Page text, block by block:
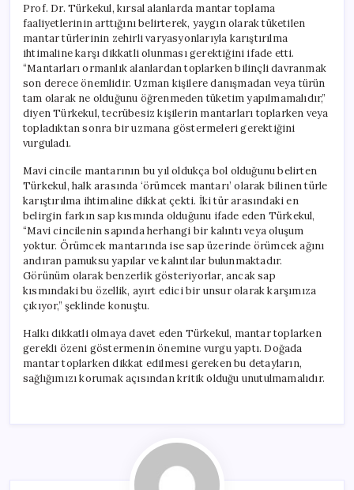
Prof. Dr. Türkekul, kırsal alanlarda mantar toplama
faaliyetlerinin arttığını belirterek, yaygın olarak tüketilen
mantar türlerinin zehirli varyasyonlarıyla karıştırılma
ihtimaline karşı dikkatli olunması gerektiğini ifade etti.
“Mantarları ormanlık alanlardan toplarken bilinçli davranmak
son derece önemlidir. Uzman kişilere danışmadan veya türün
tam olarak ne olduğunu öğrenmeden tüketim yapılmamalıdır,”
diyen Türkekul, tecrübesiz kişilerin mantarları toplarken veya
topladıktan sonra bir uzmana göstermeleri gerektiğini
vurguladı.
Mavi cincile mantarının bu yıl oldukça bol olduğunu belirten
Türkekul, halk arasında ‘örümcek mantarı’ olarak bilinen türle
karıştırılma ihtimaline dikkat çekti. İki tür arasındaki en
belirgin farkın sap kısmında olduğunu ifade eden Türkekul,
“Mavi cincilenin sapında herhangi bir kalıntı veya oluşum
yoktur. Örümcek mantarında ise sap üzerinde örümcek ağını
andıran pamuksu yapılar ve kalıntılar bulunmaktadır.
Görünüm olarak benzerlik gösteriyorlar, ancak sap
kısmındaki bu özellik, ayırt edici bir unsur olarak karşımıza
çıkıyor,” şeklinde konuştu.
Halkı dikkatli olmaya davet eden Türkekul, mantar toplarken
gerekli özeni göstermenin önemine vurgu yaptı. Doğada
mantar toplarken dikkat edilmesi gereken bu detayların,
sağlığımızı korumak açısından kritik olduğu unutulmamalıdır.